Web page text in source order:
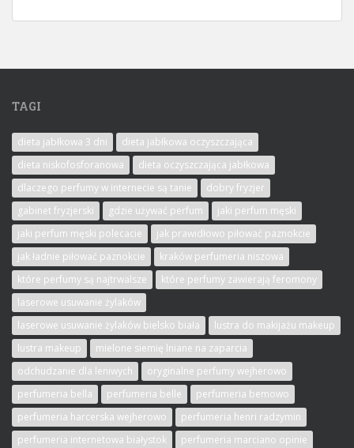
TAGI
dieta jabłkowa 3 dni
dieta jabłkowa oczyszczająca
dieta niskofosforanowa
dieta oczyszczająca jabłkowa
dlaczego perfumy w internecie są tanie
dobry fryzjer
gabinet fryzjerski
gdzie używać perfum
jaki perfum męski
jaki perfum męski polecacie
jak prawidłowo piłować paznokcie
jak ładnie piłować paznokcie
kraków perfumeria niszowa
które perfumy są najtrwalsze
które perfumy zawierają feromony
laserowe usuwanie żylaków
laserowe usuwanie żylaków bielsko biała
lustra do makijażu makeup
lustra makeup
mielone siemię lniane na zaparcia
odchudzanie dla leniwych
oryginalne perfumy wejherowo
perfumeria bella
perfumeria belle
perfumeria bemowo
perfumeria harcerska wejherowo
perfumeria henri radzymin
perfumeria internetowa białystok
perfumeria marciano opinie